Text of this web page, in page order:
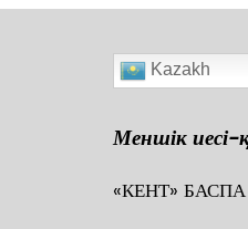
Kazakh
Меншік
«КЕНТ»